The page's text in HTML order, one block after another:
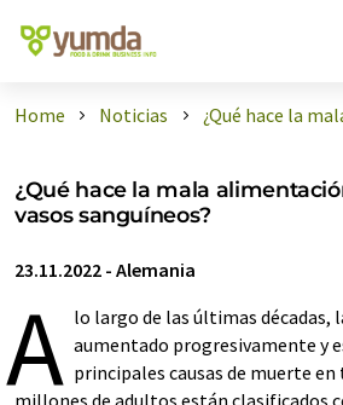
Home Noticias ¿Qué hace la
¿Qué hace la mala
vasos sanguíneos?
23.11.2022 - Alemania
A lo largo de las últimas décadas,
aumentado progresivamente y
principales causas de muerte en
millones de adultos están clasificados